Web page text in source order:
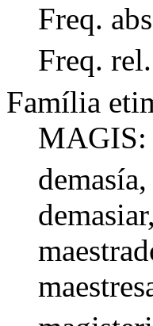
Freq.
Freq. rel.
Família
MAGIS:
demasía,
demasiar,